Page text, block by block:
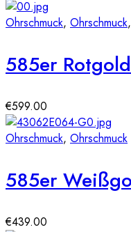
Ohrschmuck, Ohrschmuck,
€599.00
Ohrschmuck, Ohrschmuck
€439.00